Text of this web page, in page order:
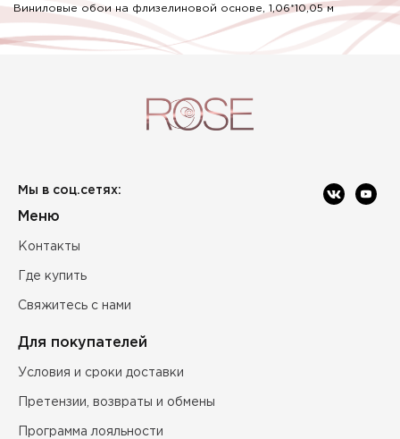
Виниловые обои на флизелиновой основе, 1,06*10,05 м
Мы в соц.сетях:
Меню
Контакты
Где купить
Свяжитесь с нами
Для покупателей
Условия и сроки доставки
Претензии, возвраты и обмены
Программа лояльности